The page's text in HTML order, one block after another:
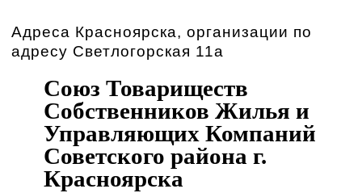
Адреса Красноярска, организации по
адресу Светлогорская 11а
Союз Товариществ
Собственников Жилья и
Управляющих Компаний
Советского района г.
Красноярска